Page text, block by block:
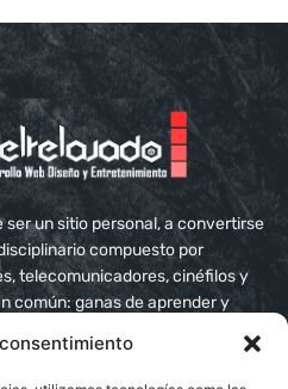
un sitio personal, a convertirse
compuesto por
telecomunicadores, cinéfilos y
común: ganas de aprender y